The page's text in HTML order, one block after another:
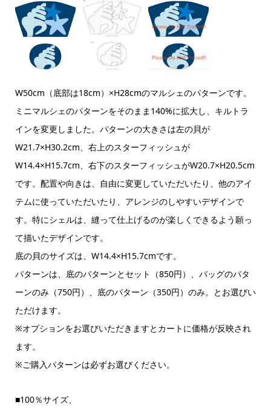
W50cm（底部は18cm）×H28cmのマルシェのパターンです。
ミニマルシェのパターンをそのまま140%に拡大し、キルトラ
インを変更しました。パターンの大きさは左の貝が
W21.7×H30.2cm、右上のスターフィッシュが
W14.4×H15.7cm、右下のスターフィッシュがW20.7×H20.5cm
です。配置や向きは、自由に変更していただいたり、他のアイ
テムに使っていただいたり、アレンジのしやすいデザインで
す。特にシェルは、縫って仕上げるのが楽しくできるよう願っ
て描いたデザインです。
底の貝のサイズは、W14.4×H15.7cmです。
パターンは、底のパターンとセット（850円）、バッグのパタ
ーンのみ（750円）、底のパターン（350円）のみ。とお選びい
ただけます。
※オプションをお選びいただきますとカートに価格が反映され
ます。
※ご購入パターンは必ずお選びください。
■100％サイズ、